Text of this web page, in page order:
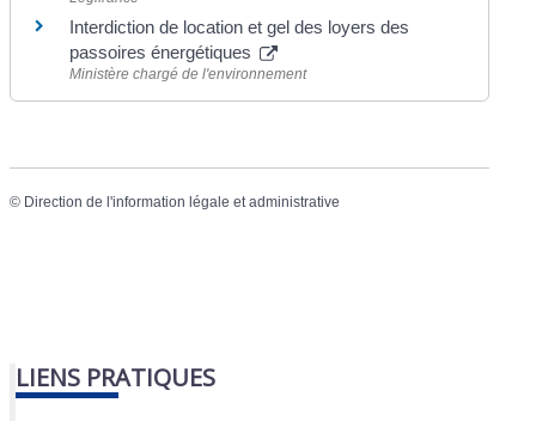
Interdiction de location et gel des loyers des
passoires énergétiques
Ministère chargé de l'environnement
© Direction de l'information légale et administrative
LIENS PRATIQUES